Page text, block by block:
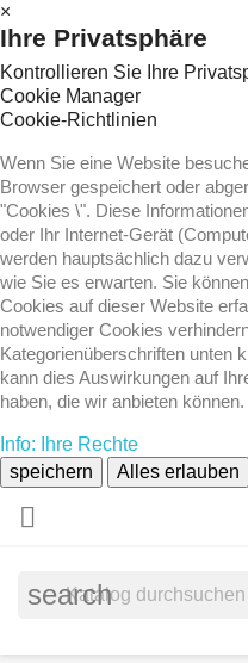
×
Ihre Privatsphäre
Kontrollieren Sie Ihre
Cookie Manager
Cookie-Richtlinien
Wenn Sie eine Website
Browser gespeichert oder
"Cookies \". Diese
oder Ihr Internet-Gerät
werden hauptsächlich dazu
wie Sie es erwarten. Sie
Cookies auf dieser Website
notwendiger Cookies
Kategorienüberschriften unten
kann dies Auswirkungen auf
haben, die wir anbieten können.
Info: Ihre Rechte
speichern
Alles erlauben

search